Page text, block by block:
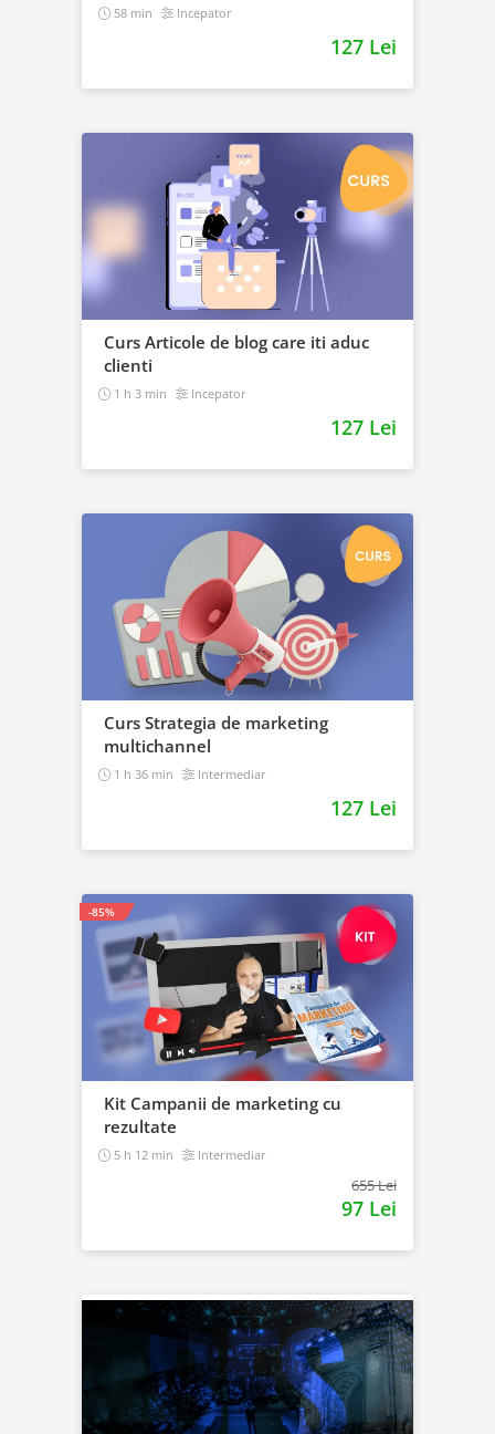
58 min Incepator
127 Lei
Curs Articole de blog care iti aduc
clienti
1 h 3 min Incepator
127 Lei
Curs Strategia de marketing
multichannel
1 h 36 min Intermediar
127 Lei
Kit Campanii de marketing cu
rezultate
5 h 12 min Intermediar
655 Lei
97 Lei
-85%